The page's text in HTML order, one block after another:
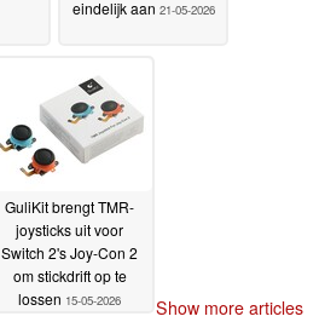
eindelijk aan 21-05-2026
GuliKit brengt TMR-
joysticks uit voor
Switch 2's Joy-Con 2
om stickdrift op te
lossen 15-05-2026 Show more articles